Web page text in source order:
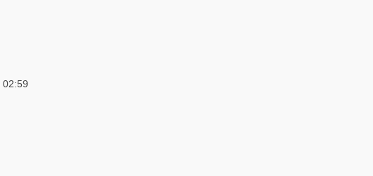
02:59